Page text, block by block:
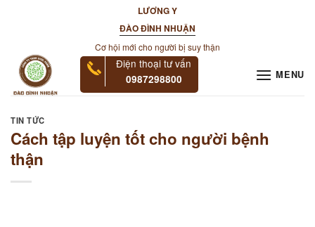
LƯƠNG Y
ĐÀO ĐÌNH NHUẬN
Cơ hội mới cho người bị suy thận
Điện thoại tư vấn
0987298800 MENU
TIN TỨC
Cách tập luyện tốt cho người bệnh
thận